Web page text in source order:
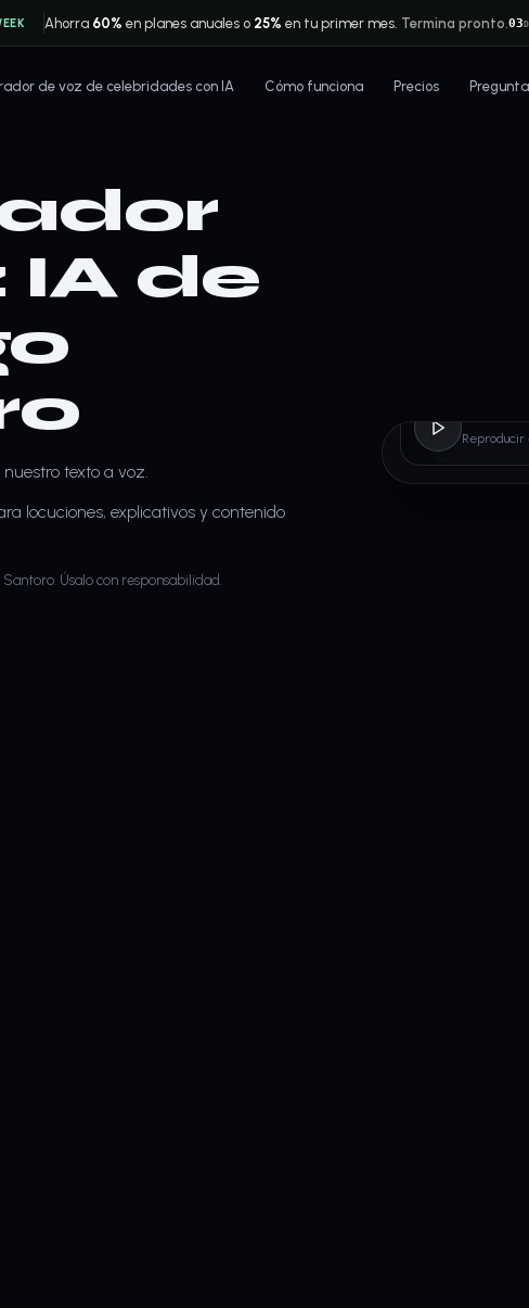
Ahorra 60% en planes anuales o 25% en tu primer mes. Termina pronto.03D
de voz de celebridades con IA Cómo funciona Precios
IA de
texto a voz.
locuciones, explicativos y contenido
Úsalo con responsabilidad.